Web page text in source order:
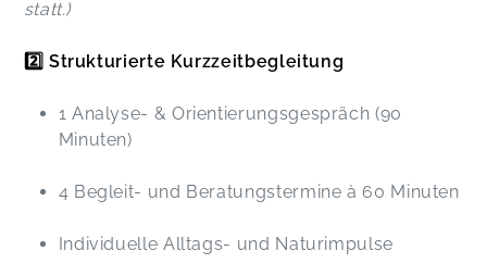
statt.)
2️⃣ Strukturierte Kurzzeitbegleitung
1 Analyse- & Orientierungsgespräch (90
Minuten)
4 Begleit- und Beratungstermine à 60 Minuten
Individuelle Alltags- und Naturimpulse